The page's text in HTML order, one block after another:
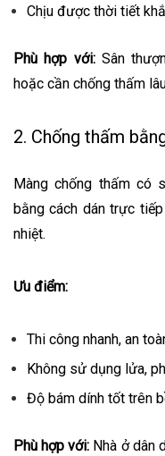
Chịu được thời tiết
Phù hợp với:Sân
hoặc cần chống thấm
2. Chống thấm
Màng chống thấm có
bằng cách dán trực
nhiệt.
Ưu điểm:
Thi công nhanh, an
Không sử dụng lửa,
Độ bám dính tốt trên
Phù hợp với: Nhà ở dân